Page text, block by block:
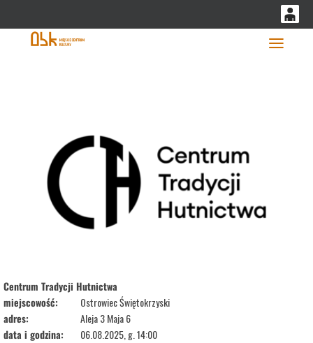
Centrum Tradycji Hutnictwa
miejscowość:
Ostrowiec Świętokrzyski
adres:
Aleja 3 Maja 6
data i godzina:
06.08.2025, g. 14:00